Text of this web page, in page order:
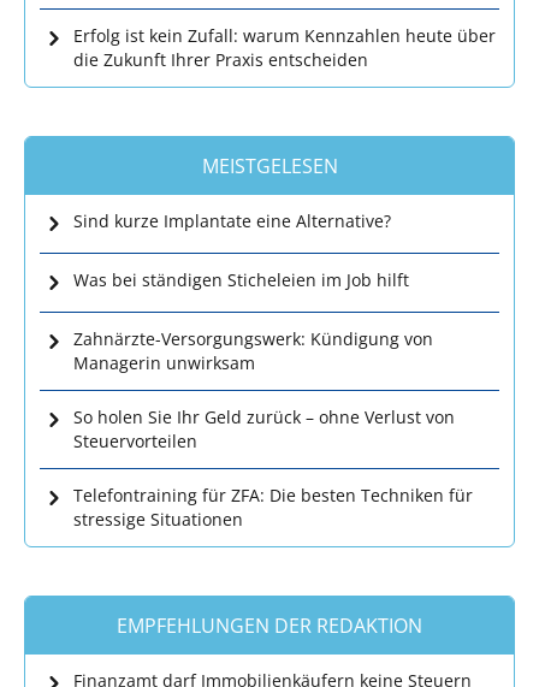
Erfolg ist kein Zufall: warum Kennzahlen heute über
die Zukunft Ihrer Praxis entscheiden
MEISTGELESEN
Sind kurze Implantate eine Alternative?
Was bei ständigen Sticheleien im Job hilft
Zahnärzte-Versorgungswerk: Kündigung von
Managerin unwirksam
So holen Sie Ihr Geld zurück – ohne Verlust von
Steuervorteilen
Telefontraining für ZFA: Die besten Techniken für
stressige Situationen
EMPFEHLUNGEN DER REDAKTION
Finanzamt darf Immobilienkäufern keine Steuern